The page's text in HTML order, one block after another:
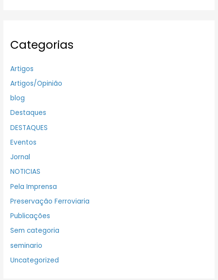
Categorias
Artigos
Artigos/Opinião
blog
Destaques
DESTAQUES
Eventos
Jornal
NOTICIAS
Pela Imprensa
Preservação Ferroviaria
Publicações
Sem categoria
seminario
Uncategorized